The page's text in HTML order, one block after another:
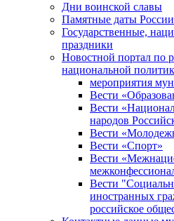
Дни воинской славы
Памятные даты России
Государственные,
праздники
Новостной портал по
национальной
мероприятия
Вести
Вести
народов
Вести
Вести «Спорт»
Вести
Вести
иностранных
российское